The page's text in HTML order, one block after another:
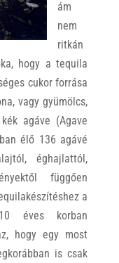
ám
nem
ritkán
hogy a tequila
cukor forrása
vagy gyümölcs,
agáve (Agave
élő 136 agávé
éghajlattól,
függően
a
éves korban
hogy egy most
is csak